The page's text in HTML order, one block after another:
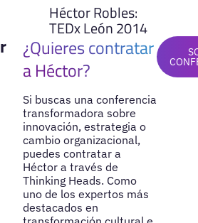
Héctor Robles:
TEDx León 2014
¿Quieres contratar
a Héctor?
Si buscas una conferencia
transformadora sobre
innovación, estrategia o
cambio organizacional,
puedes contratar a
Héctor a través de
Thinking Heads. Como
uno de los expertos más
destacados en